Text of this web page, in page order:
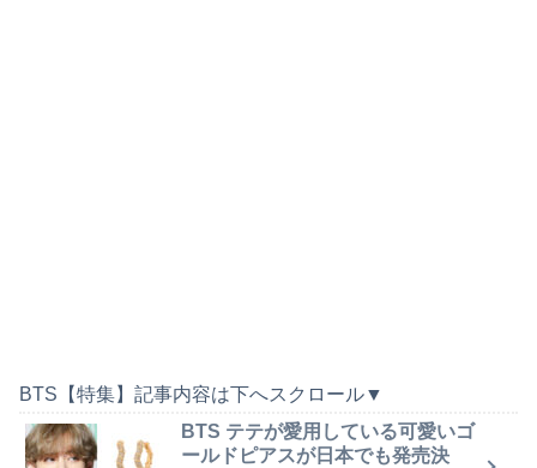
BTS【特集】記事内容は下へスクロール▼
BTS テテが愛用している可愛いゴ
ールドピアスが日本でも発売決